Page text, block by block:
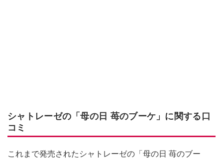
シャトレーゼの「母の日 苺のブーケ」に関する口
コミ
これまで発売されたシャトレーゼの「母の日 苺のブー